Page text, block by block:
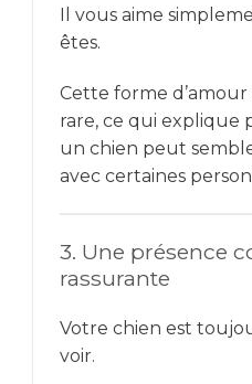
Il vous aime
êtes.
Cette forme
rare, ce qui explique
un chien peut
avec certaines
3. Une présence
rassurante
Votre chien est
voir.